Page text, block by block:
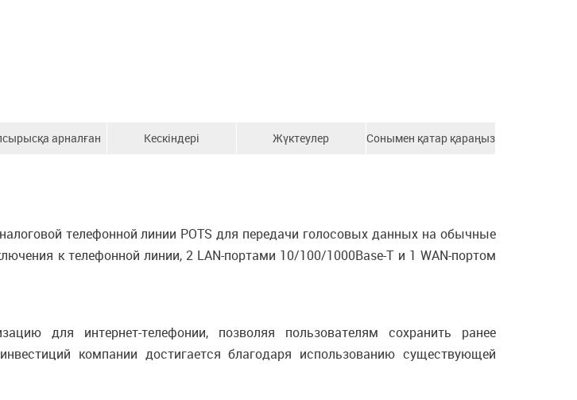
арналған Кескіндері Жүктеулер Сонымен қатар қараңыз
телефонной линии POTS для передачи голосовых данных на обычные
к телефонной линии, 2 LAN-портами 10/100/1000Base-T и 1 WAN-портом
для интернет-телефонии, позволяя пользователям сохранить ранее
компании достигается благодаря использованию существующей